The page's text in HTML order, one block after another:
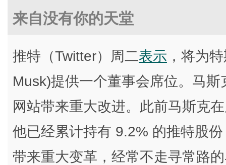
来自没有你的天堂
推特（Twitter）周二表示 ，将为
Musk)提供一个董事会席位。马
网站带来重大改进。此前马斯克
他已经累计持有 9.2% 的推特股
带来重大变革，经常不走寻常路